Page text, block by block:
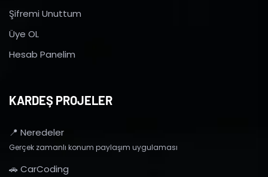
Şifremi Unuttum
Üye OL
Hesab Panelim
KARDEŞ PROJELER
📍 Neredeler
Gerçek zamanlı konum paylaşım uygulaması
🚗 CarCoding